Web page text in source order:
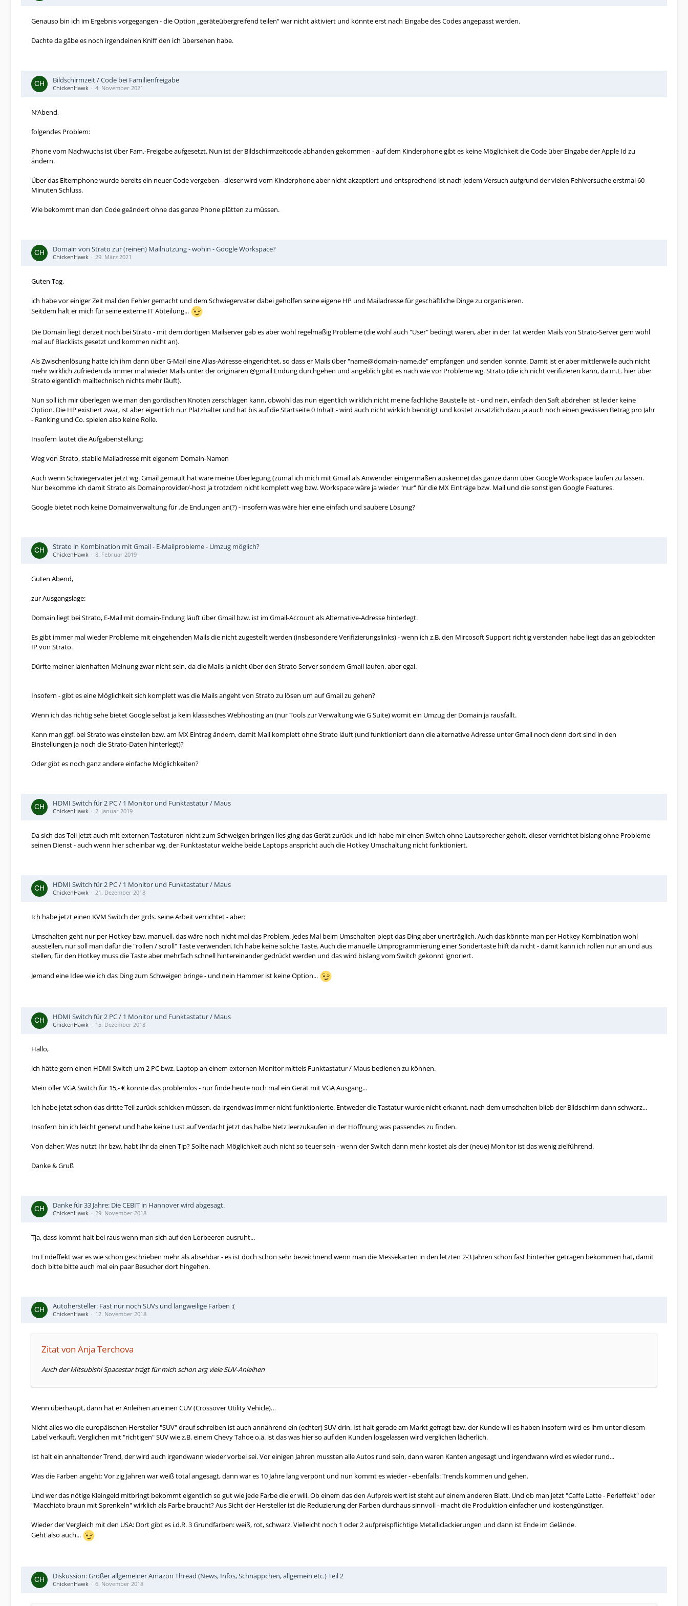
Genauso bin ich im Ergebnis vorgegangen - die Option „geräteübergreifend teilen“ war nicht aktiviert und könnte erst nach Eingabe des Codes angepasst werden.
Dachte da gäbe es noch irgendeinen Kniff den ich übersehen habe.
Bildschirmzeit / Code bei Familienfreigabe
ChickenHawk 4. November 2021
N‘Abend,
folgendes Problem:
Phone vom Nachwuchs ist über Fam.-Freigabe aufgesetzt. Nun ist der Bildschirmzeitcode abhanden gekommen - auf dem Kinderphone gibt es keine Möglichkeit die Code über Eingabe der Apple Id zu
ändern.
Über das Elternphone wurde bereits ein neuer Code vergeben - dieser wird vom Kinderphone aber nicht akzeptiert und entsprechend ist nach jedem Versuch aufgrund der vielen Fehlversuche erstmal 60
Minuten Schluss.
Wie bekommt man den Code geändert ohne das ganze Phone plätten zu müssen.
Domain von Strato zur (reinen) Mailnutzung - wohin - Google Workspace?
ChickenHawk 29. März 2021
Guten Tag,
ich habe vor einiger Zeit mal den Fehler gemacht und dem Schwiegervater dabei geholfen seine eigene HP und Mailadresse für geschäftliche Dinge zu organisieren.
Seitdem hält er mich für seine externe IT Abteilung...
Die Domain liegt derzeit noch bei Strato - mit dem dortigen Mailserver gab es aber wohl regelmäßig Probleme (die wohl auch "User" bedingt waren, aber in der Tat werden Mails von Strato-Server gern wohl
mal auf Blacklists gesetzt und kommen nicht an).
Als Zwischenlösung hatte ich ihm dann über G-Mail eine Alias-Adresse eingerichtet, so dass er Mails über "name@domain-name.de" empfangen und senden konnte. Damit ist er aber mittlerweile auch nicht
mehr wirklich zufrieden da immer mal wieder Mails unter der originären @gmail Endung durchgehen und angeblich gibt es nach wie vor Probleme wg. Strato (die ich nicht verifizieren kann, da m.E. hier über
Strato eigentlich mailtechnisch nichts mehr läuft).
Nun soll ich mir überlegen wie man den gordischen Knoten zerschlagen kann, obwohl das nun eigentlich wirklich nicht meine fachliche Baustelle ist - und nein, einfach den Saft abdrehen ist leider keine
Option. Die HP existiert zwar, ist aber eigentlich nur Platzhalter und hat bis auf die Startseite 0 Inhalt - wird auch nicht wirklich benötigt und kostet zusätzlich dazu ja auch noch einen gewissen Betrag pro Jahr
- Ranking und Co. spielen also keine Rolle.
Insofern lautet die Aufgabenstellung:
Weg von Strato, stabile Mailadresse mit eigenem Domain-Namen
Auch wenn Schwiegervater jetzt wg. Gmail gemault hat wäre meine Überlegung (zumal ich mich mit Gmail als Anwender einigermaßen auskenne) das ganze dann über Google Workspace laufen zu lassen.
Nur bekomme ich damit Strato als Domainprovider/-host ja trotzdem nicht komplett weg bzw. Workspace wäre ja wieder "nur" für die MX Einträge bzw. Mail und die sonstigen Google Features.
Google bietet noch keine Domainverwaltung für .de Endungen an(?) - insofern was wäre hier eine einfach und saubere Lösung?
Strato in Kombination mit Gmail - E-Mailprobleme - Umzug möglich?
ChickenHawk 8. Februar 2019
Guten Abend,
zur Ausgangslage:
Domain liegt bei Strato, E-Mail mit domain-Endung läuft über Gmail bzw. ist im Gmail-Account als Alternative-Adresse hinterlegt.
Es gibt immer mal wieder Probleme mit eingehenden Mails die nicht zugestellt werden (insbesondere Verifizierungslinks) - wenn ich z.B. den Mircosoft Support richtig verstanden habe liegt das an geblockten
IP von Strato.
Dürfte meiner laienhaften Meinung zwar nicht sein, da die Mails ja nicht über den Strato Server sondern Gmail laufen, aber egal.
Insofern - gibt es eine Möglichkeit sich komplett was die Mails angeht von Strato zu lösen um auf Gmail zu gehen?
Wenn ich das richtig sehe bietet Google selbst ja kein klassisches Webhosting an (nur Tools zur Verwaltung wie G Suite) womit ein Umzug der Domain ja rausfällt.
Kann man ggf. bei Strato was einstellen bzw. am MX Eintrag ändern, damit Mail komplett ohne Strato läuft (und funktioniert dann die alternative Adresse unter Gmail noch denn dort sind in den
Einstellungen ja noch die Strato-Daten hinterlegt)?
Oder gibt es noch ganz andere einfache Möglichkeiten?
HDMI Switch für 2 PC / 1 Monitor und Funktastatur / Maus
ChickenHawk 2. Januar 2019
Da sich das Teil jetzt auch mit externen Tastaturen nicht zum Schweigen bringen lies ging das Gerät zurück und ich habe mir einen Switch ohne Lautsprecher geholt, dieser verrichtet bislang ohne Probleme
seinen Dienst - auch wenn hier scheinbar wg. der Funktastatur welche beide Laptops anspricht auch die Hotkey Umschaltung nicht funktioniert.
HDMI Switch für 2 PC / 1 Monitor und Funktastatur / Maus
ChickenHawk 21. Dezember 2018
Ich habe jetzt einen KVM Switch der grds. seine Arbeit verrichtet - aber:
Umschalten geht nur per Hotkey bzw. manuell, das wäre noch nicht mal das Problem. Jedes Mal beim Umschalten piept das Ding aber unerträglich. Auch das könnte man per Hotkey Kombination wohl
ausstellen, nur soll man dafür die "rollen / scroll" Taste verwenden. Ich habe keine solche Taste. Auch die manuelle Umprogrammierung einer Sondertaste hilft da nicht - damit kann ich rollen nur an und aus
stellen, für den Hotkey muss die Taste aber mehrfach schnell hintereinander gedrückt werden und das wird bislang vom Switch gekonnt ignoriert.
Jemand eine Idee wie ich das Ding zum Schweigen bringe - und nein Hammer ist keine Option...
HDMI Switch für 2 PC / 1 Monitor und Funktastatur / Maus
ChickenHawk 15. Dezember 2018
Hallo,
ich hätte gern einen HDMI Switch um 2 PC bwz. Laptop an einem externen Monitor mittels Funktastatur / Maus bedienen zu können.
Mein oller VGA Switch für 15,- € konnte das problemlos - nur finde heute noch mal ein Gerät mit VGA Ausgang...
Ich habe jetzt schon das dritte Teil zurück schicken müssen, da irgendwas immer nicht funktionierte. Entweder die Tastatur wurde nicht erkannt, nach dem umschalten blieb der Bildschirm dann schwarz...
Insofern bin ich leicht genervt und habe keine Lust auf Verdacht jetzt das halbe Netz leerzukaufen in der Hoffnung was passendes zu finden.
Von daher: Was nutzt Ihr bzw. habt Ihr da einen Tip? Sollte nach Möglichkeit auch nicht so teuer sein - wenn der Switch dann mehr kostet als der (neue) Monitor ist das wenig zielführend.
Danke & Gruß
Danke für 33 Jahre: Die CEBIT in Hannover wird abgesagt.
ChickenHawk 29. November 2018
Tja, dass kommt halt bei raus wenn man sich auf den Lorbeeren ausruht...
Im Endeffekt war es wie schon geschrieben mehr als absehbar - es ist doch schon sehr bezeichnend wenn man die Messekarten in den letzten 2-3 Jahren schon fast hinterher getragen bekommen hat, damit
doch bitte bitte auch mal ein paar Besucher dort hingehen.
Autohersteller: Fast nur noch SUVs und langweilige Farben :(
ChickenHawk 12. November 2018
Zitat von Anja Terchova
Auch der Mitsubishi Spacestar trägt für mich schon arg viele SUV-Anleihen
Wenn überhaupt, dann hat er Anleihen an einen CUV (Crossover Utility Vehicle)…
Nicht alles wo die europäischen Hersteller "SUV" drauf schreiben ist auch annährend ein (echter) SUV drin. Ist halt gerade am Markt gefragt bzw. der Kunde will es haben insofern wird es ihm unter diesem
Label verkauft. Verglichen mit "richtigen" SUV wie z.B. einem Chevy Tahoe o.ä. ist das was hier so auf den Kunden losgelassen wird verglichen lächerlich.
Ist halt ein anhaltender Trend, der wird auch irgendwann wieder vorbei sei. Vor einigen Jahren mussten alle Autos rund sein, dann waren Kanten angesagt und irgendwann wird es wieder rund...
Was die Farben angeht: Vor zig Jahren war weiß total angesagt, dann war es 10 Jahre lang verpönt und nun kommt es wieder - ebenfalls: Trends kommen und gehen.
Und wer das nötige Kleingeld mitbringt bekommt eigentlich so gut wie jede Farbe die er will. Ob einem das den Aufpreis wert ist steht auf einem anderen Blatt. Und ob man jetzt "Caffe Latte - Perleffekt" oder
"Macchiato braun mit Sprenkeln" wirklich als Farbe braucht? Aus Sicht der Hersteller ist die Reduzierung der Farben durchaus sinnvoll - macht die Produktion einfacher und kostengünstiger.
Wieder der Vergleich mit den USA: Dort gibt es i.d.R. 3 Grundfarben: weiß, rot, schwarz. Vielleicht noch 1 oder 2 aufpreispflichtige Metalliclackierungen und dann ist Ende im Gelände.
Geht also auch...
Diskussion: Großer allgemeiner Amazon Thread (News, Infos, Schnäppchen, allgemein etc.) Teil 2
ChickenHawk 6. November 2018